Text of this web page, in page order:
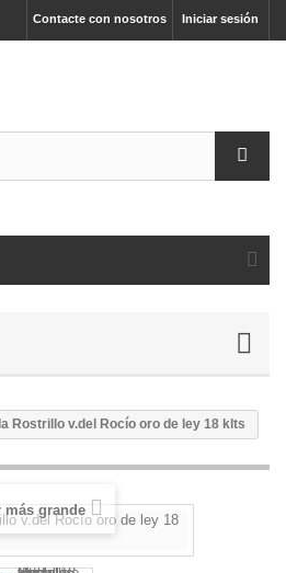
Iniciar sesión
Contacte con nosotros
Rostrillo v.del Rocío oro de ley 18 klts
más grande